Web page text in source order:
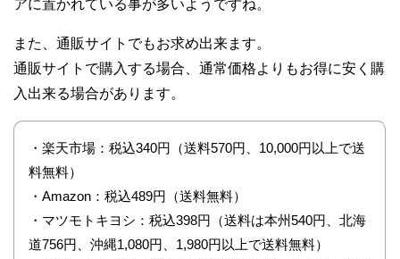
アに置かれている事が多いようですね。
また、通販サイトでもお求め出来ます。
通販サイトで購入する場合、通常価格よりもお得に安く購
入出来る場合があります。
・楽天市場：税込340円（送料570円、10,000円以上で送
料無料）
・Amazon：税込489円（送料無料）
・マツモトキヨシ：税込398円（送料は本州540円、北海
道756円、沖縄1,080円、1,980円以上で送料無料）